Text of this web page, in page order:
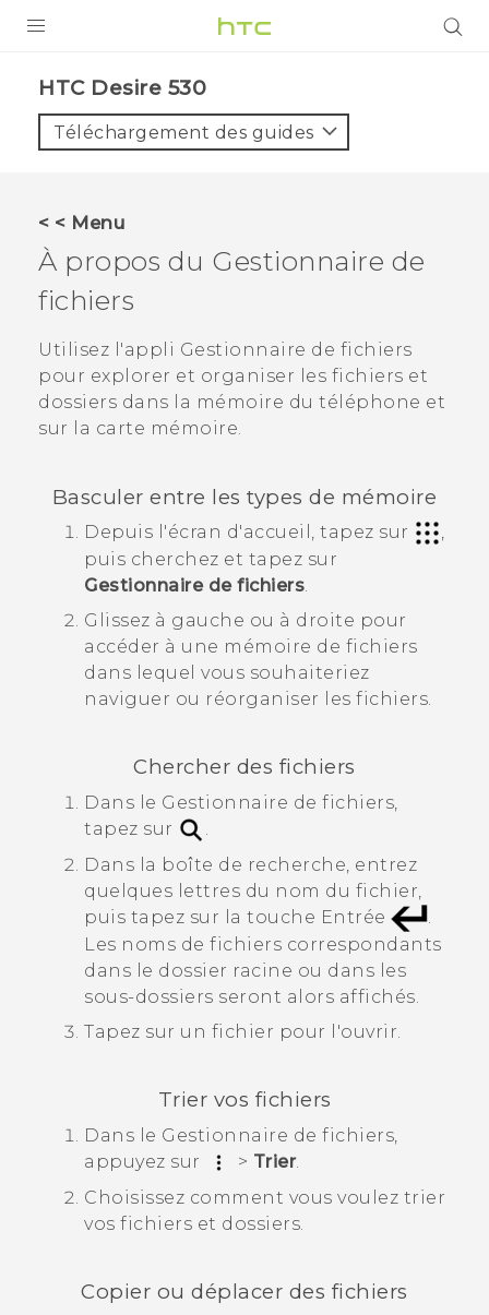
VIVE
VIVERSE
SUPPORT
Appareils HTC & Accessoires
Achat & Règlement Questions
HTC Desire 530‎
Téléchargement des guides
< < Menu
À propos du Gestionnaire de
fichiers
Utilisez l'appli Gestionnaire de fichiers
pour explorer et organiser les fichiers et
dossiers dans la mémoire du téléphone et
sur la carte mémoire.
Basculer entre les types de mémoire
Depuis l'écran d'accueil , tapez sur
,
puis cherchez et tapez sur
Gestionnaire de fichiers.
Glissez à gauche ou à droite pour
accéder à une mémoire de fichiers
dans lequel vous souhaiteriez
naviguer ou réorganiser les fichiers.
Chercher des fichiers
Dans le Gestionnaire de fichiers
tapez sur
Dans la boîte de recherche, entrez
quelques lettres du nom du fichier,
puis tapez sur la touche Entrée
.
Les noms de fichiers correspondants
dans le dossier racine ou dans les
sous-dossiers seront alors affichés.
Tapez sur un fichier pour l'ouvrir.
Trier vos fichiers
Dans le Gestionnaire de fichiers
appuyez sur
> Trier.
Choisissez comment vous voulez trier
vos fichiers et dossiers.
Copier ou déplacer des fichiers